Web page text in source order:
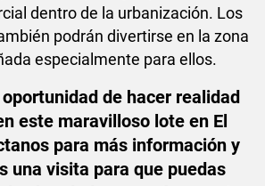
dentro de la urbanización. Los
podrán divertirse en la zona
especialmente para ellos.
de hacer realidad
este maravilloso lote en El
para más información y
una visita para que puedas